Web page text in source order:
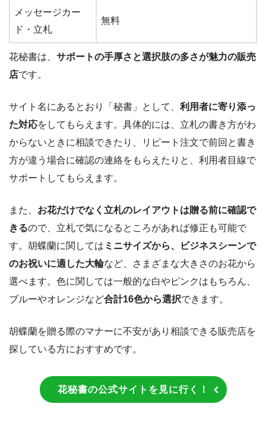
メッセージカー
ド・立札
無料
花秘書は、 サポートの手厚さと選択肢の多さが魅力の販売
店です。
サイト名にあるとおり「秘書」として、 利用者に寄り添っ
た対応をしてもらえます。具体的には、立札の書き方がわ
からないときに相談できたり、リピート注文で前回と書き
方が違う場合に確認の連絡をもらえたりと、利用者目線で
サポートしてもらえます。
また、 お花だけでなく立札のレイアウトは贈る前に確認で
きるので、立札で気になるところがあれば修正も可能で
す。胡蝶蘭に関しては ミニサイズから、ビジネスシーンで
のお祝いに適した大輪など、さまざまな大きさのお花から
選べます。色に関しては一般的な白やピンクはもちろん、
ブルーやオレンジなど合計16色から選択できます。
胡蝶蘭を贈る際のマナーに不安があり相談できる販売店を
探している方におすすめです。
花秘書の公式サイトを見に行く！